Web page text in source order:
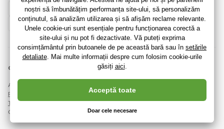
© 2018 - 2026 RaiJucării.ro, Toate drepturile rezervate
Această pagină este protejată prin reCAPTCHA și se aplică
Regulile de protecție a datelor personalecompaniile Google și ale lor
Termeni și condiții.
Crearea de magazine online eficiente de laRIESENIA